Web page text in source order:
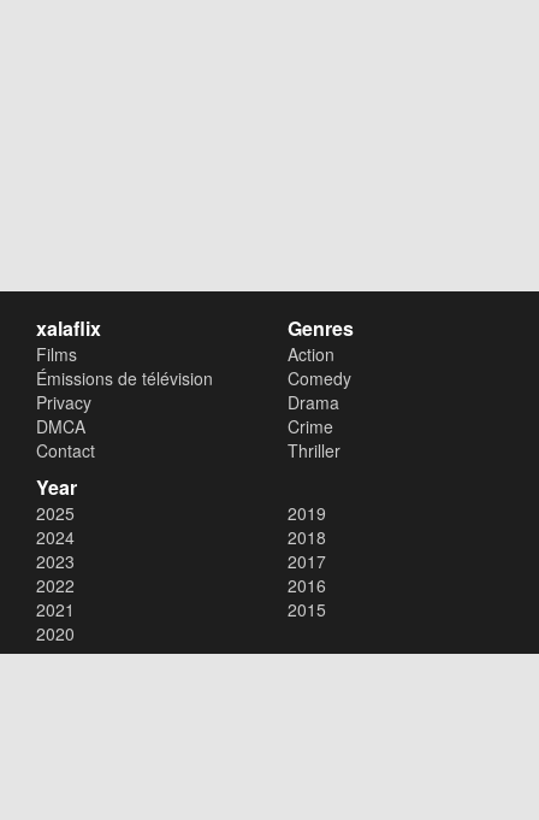
xalaflix
Films
Émissions de télévision
Privacy
DMCA
Contact
Genres
Action
Comedy
Drama
Crime
Thriller
Year
2025
2024
2023
2022
2021
2020
2019
2018
2017
2016
2015